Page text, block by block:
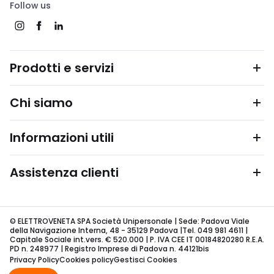
Follow us
Prodotti e servizi
Chi siamo
Informazioni utili
Assistenza clienti
© ELETTROVENETA SPA Società Unipersonale | Sede: Padova Viale
della Navigazione Interna, 48 - 35129 Padova |Tel. 049 981 4611 |
Capitale Sociale int.vers. € 520.000 | P. IVA CEE IT 00184820280 R.E.A.
PD n. 248977 | Registro Imprese di Padova n. 44121bis
Privacy PolicyCookies policyGestisci Cookies